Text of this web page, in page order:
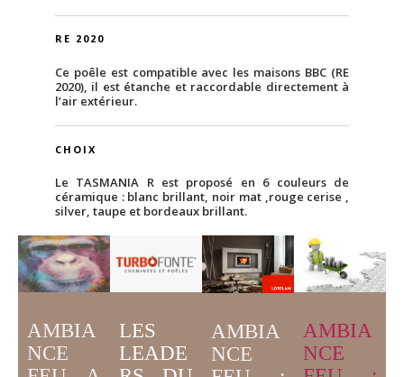
RE 2020
Ce poêle est compatible avec les maisons BBC (RE
2020), il est étanche et raccordable directement à
l’air extérieur.
CHOIX
Le TASMANIA R est proposé en 6 couleurs de
céramique : blanc brillant, noir mat ,rouge cerise ,
silver, taupe et bordeaux brillant.
AMBIA
NCE
LES
LEADE
AMBIA
NCE
AMBIA
NCE